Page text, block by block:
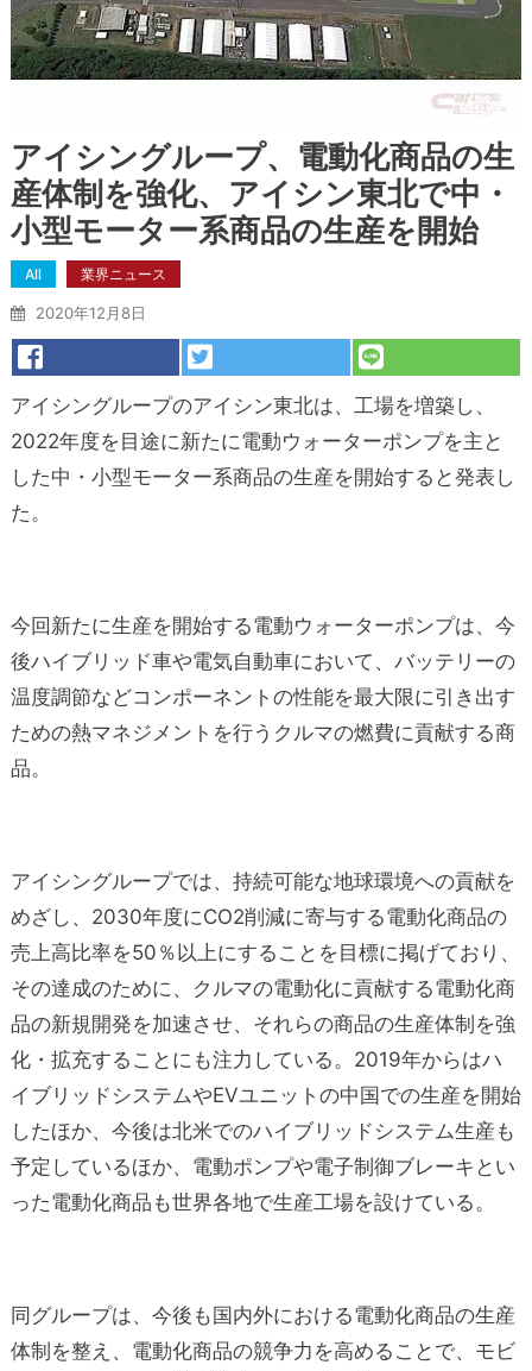
アイシングループ、電動化商品の生
産体制を強化、アイシン東北で中・
小型モーター系商品の生産を開始
All 業界ニュース
2020年12月8日
アイシングループのアイシン東北は、工場を増築し、
2022年度を目途に新たに電動ウォーターポンプを主と
した中・小型モーター系商品の生産を開始すると発表し
た。
今回新たに生産を開始する電動ウォーターポンプは、今
後ハイブリッド車や電気自動車において、バッテリーの
温度調節などコンポーネントの性能を最大限に引き出す
ための熱マネジメントを行うクルマの燃費に貢献する商
品。
アイシングループでは、持続可能な地球環境への貢献を
めざし、2030年度にCO2削減に寄与する電動化商品の
売上高比率を50％以上にすることを目標に掲げており、
その達成のために、クルマの電動化に貢献する電動化商
品の新規開発を加速させ、それらの商品の生産体制を強
化・拡充することにも注力している。2019年からはハ
イブリッドシステムやEVユニットの中国での生産を開始
したほか、今後は北米でのハイブリッドシステム生産も
予定しているほか、電動ポンプや電子制御ブレーキとい
った電動化商品も世界各地で生産工場を設けている。
同グループは、今後も国内外における電動化商品の生産
体制を整え、電動化商品の競争力を高めることで、モビ